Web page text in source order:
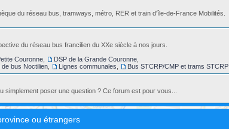
du réseau bus, tramways, métro, RER et train d'île-de-France Mobilités.
du réseau bus francilien du XXe siècle à nos jours.
Couronne DSP de la Grande Couronne
de bus Noctilien Lignes communales Bus STCRP/CMP et trams STCRP
poser une question ? Ce forum est pour vous...
ou étrangers